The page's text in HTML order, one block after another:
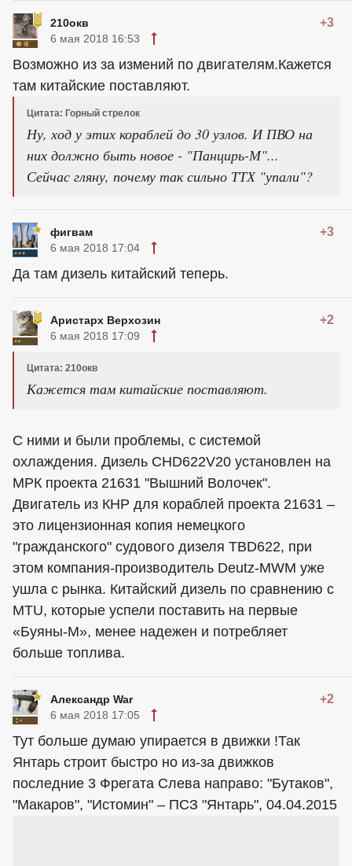
210окв +3
6 мая 2018 16:53
Возможно из за измений по двигателям.Кажется
там китайские поставляют.
Цитата: Горный стрелок
Ну, ход у этих кораблей до 30 узлов. И ПВО на
них должно быть новое - "Панцирь-М"...
Сейчас гляну, почему так сильно ТТХ "упали"?
фигвам +3
6 мая 2018 17:04
Да там дизель китайский теперь.
Аристарх Верхозин +2
6 мая 2018 17:09
Цитата: 210окв
Кажется там китайские поставляют.
С ними и были проблемы, с системой
охлаждения. Дизель CHD622V20 установлен на
МРК проекта 21631 "Вышний Волочек".
Двигатель из КНР для кораблей проекта 21631 –
это лицензионная копия немецкого
"гражданского" судового дизеля TBD622, при
этом компания-производитель Deutz-MWM уже
ушла с рынка. Китайский дизель по сравнению с
MTU, которые успели поставить на первые
«Буяны-М», менее надежен и потребляет
больше топлива.
Александр War +2
6 мая 2018 17:05
Тут больше думаю упирается в движки !Так
Янтарь строит быстро но из-за движков
последние 3 Фрегата Слева направо: "Бутаков",
"Макаров", "Истомин" – ПСЗ "Янтарь", 04.04.2015